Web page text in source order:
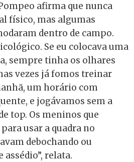
afirma que nunca
físico, mas algumas
dentro de campo.
Se eu colocava uma
sempre tinha os olhares
vezes já fomos treinar
um horário com
e jogávamos sem a
top. Os meninos que
usar a quadra no
debochando ou
relata.